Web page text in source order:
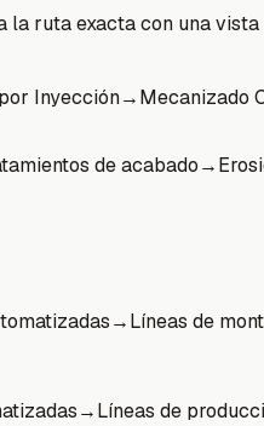
la ruta exacta con una vista
Inyección→Mecanizado
de acabado→
→Líneas de
→Líneas de